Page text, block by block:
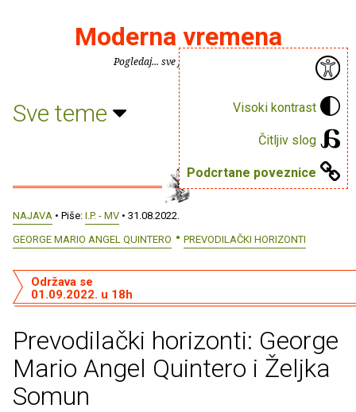
Visoki kontrast
Čitljiv slog
Podcrtane poveznice
Moderna vremena
Pogledaj... sve je puno knjiga.
Sve teme
NAJAVA • Piše: I.P. - MV • 31.08.2022.
GEORGE MARIO ANGEL QUINTERO
PREVODILAČKI HORIZONTI
Prevodilački horizonti: George
Mario Angel Quintero i Željka
Somun
Održava se
01.09.2022. u 18h